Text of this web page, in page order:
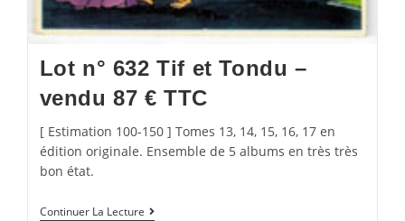
Lot n° 632 Tif et Tondu –
vendu 87 € TTC
[ Estimation 100-150 ] Tomes 13, 14, 15, 16, 17 en
édition originale. Ensemble de 5 albums en très très
bon état.
Continuer La Lecture